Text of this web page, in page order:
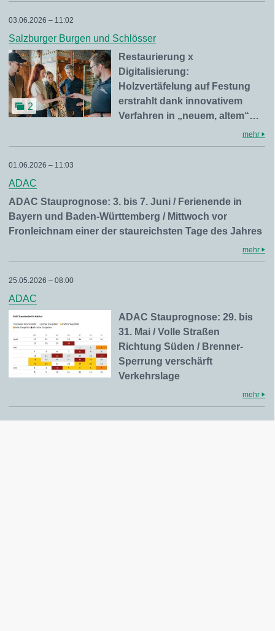
03.06.2026 – 11:02
Salzburger Burgen und Schlösser
2
Restaurierung x
Digitalisierung:
Holzvertäfelung auf Festung
erstrahlt dank innovativem
Verfahren in „neuem, altem“…
mehr
01.06.2026 – 11:03
ADAC
ADAC Stauprognose: 3. bis 7. Juni / Ferienende in
Bayern und Baden-Württemberg / Mittwoch vor
Fronleichnam einer der staureichsten Tage des Jahres
mehr
25.05.2026 – 08:00
ADAC
ADAC Stauprognose: 29. bis
31. Mai / Volle Straßen
Richtung Süden / Brenner-
Sperrung verschärft
Verkehrslage
mehr